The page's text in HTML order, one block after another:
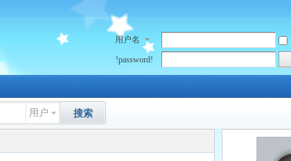
用户名
!password!
用户 搜索